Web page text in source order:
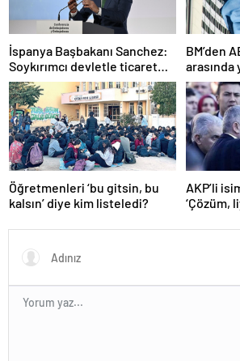
İspanya Başbakanı Sanchez:
Soykırımcı devletle ticaret
yapmayız
BM’den
arasında
ilişkin
Öğretmenleri ‘bu gitsin, bu
kalsın’ diye kim listeledi?
AKP’li
‘Çözüm,